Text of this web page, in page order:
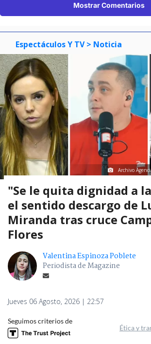
Mostrar Comentarios
Espectáculos Y TV > Noticia
Archivo
"Se le quita dignidad a
el sentido descargo de
Miranda tras cruce
Flores
Valentina Espinoza Poblete
Periodista de Magazine
Jueves 06 Agosto, 2026 | 22:57
Seguimos criterios de
Ética y